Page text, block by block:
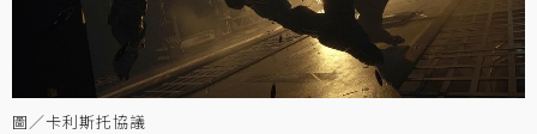
圖／卡利斯托協議